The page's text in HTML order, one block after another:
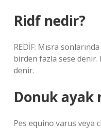
Ridf nedir?
REDİF: Mısra
birden fazla sese
denir.
Donuk ayak
Pes equino varus veya